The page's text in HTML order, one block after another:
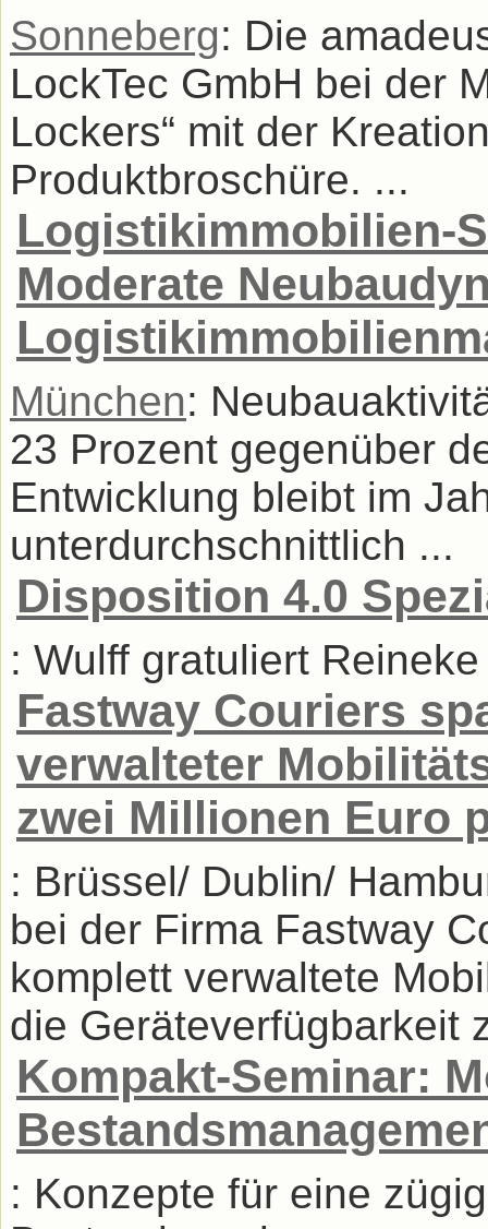
Sonneberg: Die
LockTec GmbH bei der
Lockers“ mit der
Produktbroschüre. ...
Logistikimmobilien-
Moderate
München:
23 Prozent gegenüber
Entwicklung bleibt im
unterdurchschnittlich ...
Disposition 4.0
: Wulff gratuliert
Fastway Couriers
verwalteter
zwei Millionen Euro
: Brüssel/ Dublin/
bei der Firma Fastway
komplett verwaltete
die Geräteverfügbarkeit
Kompakt-Seminar:
: Konzepte für eine